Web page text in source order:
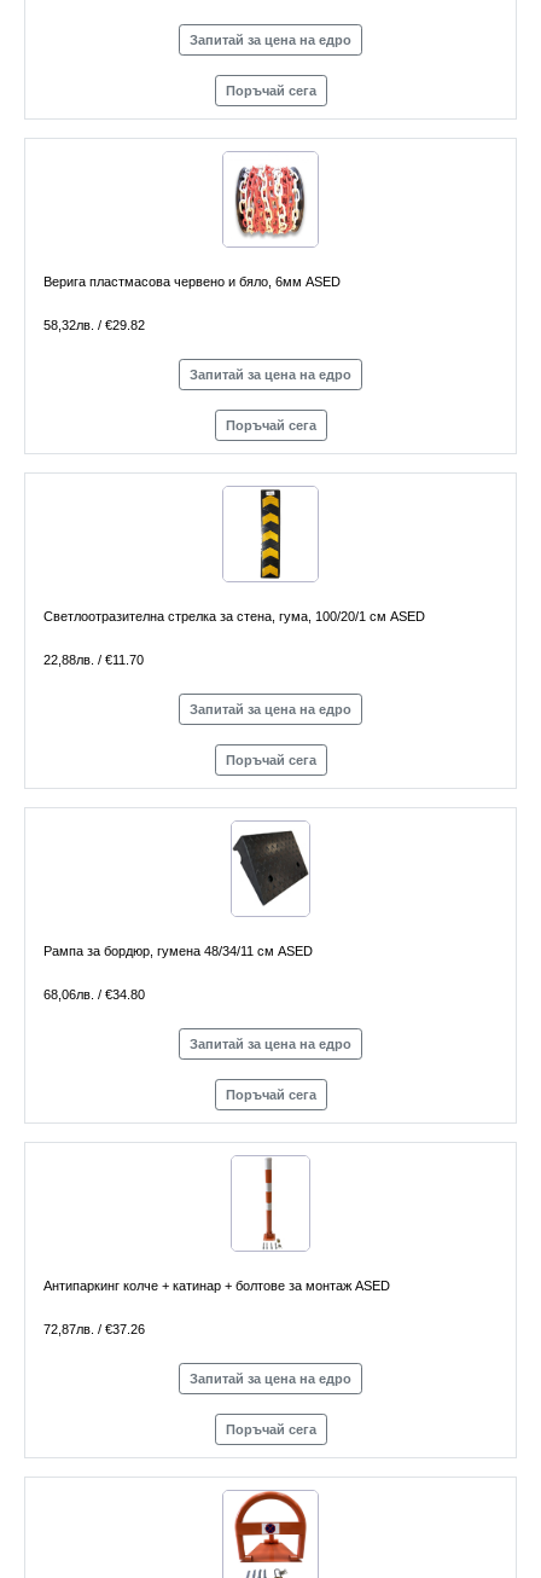
Запитай за цена на едро
Поръчай сега
Верига пластмасова червено и бяло, 6мм ASED
58,32лв. / €29.82
Запитай за цена на едро
Поръчай сега
Светлоотразителна стрелка за стена, гума, 100/20/1 см ASED
22,88лв. / €11.70
Запитай за цена на едро
Поръчай сега
Рампа за бордюр, гумена 48/34/11 см ASED
68,06лв. / €34.80
Запитай за цена на едро
Поръчай сега
Антипаркинг колче + катинар + болтове за монтаж ASED
72,87лв. / €37.26
Запитай за цена на едро
Поръчай сега